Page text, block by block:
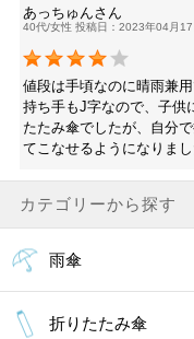
あっちゅんさん
40代/女性 投稿日：2023年04月17
値段は手頃なのに晴雨兼
持ち手もJ字なので、子供
たたみ傘でしたが、自分
てこなせるようになりまし
カテゴリーから探す
雨傘
折りたたみ傘